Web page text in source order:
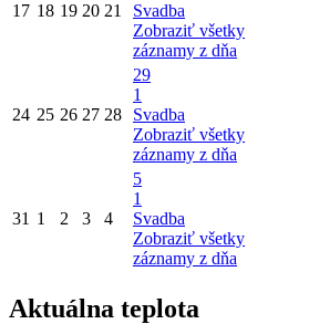
17 18 19 20 21
Svadba
Zobraziť všetky
záznamy z dňa
24 25 26 27 28
29
1
Svadba
Zobraziť všetky
záznamy z dňa
31 1 2 3 4
5
1
Svadba
Zobraziť všetky
záznamy z dňa
Aktuálna teplota